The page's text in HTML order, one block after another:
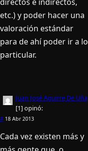
etc.) y poder hacer una
valoración estándar
para de ahí poder ir a lo
particular.
Juan José Aguirre De Uña
[1]opinó:
# 18 Abr 2013
Cada vez existen más y